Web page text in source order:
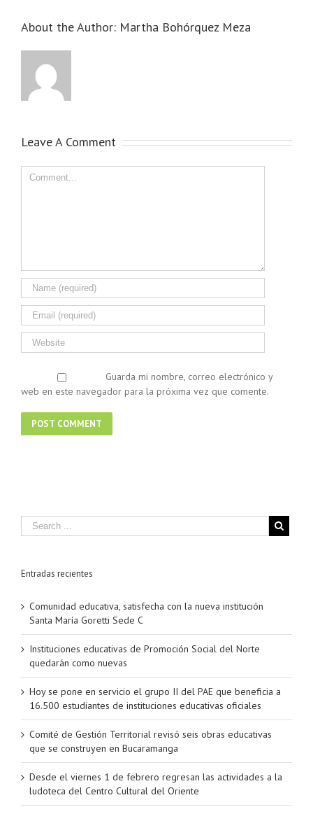
About the Author: Martha Bohórquez Meza
Leave A Comment
Guarda mi nombre, correo electrónico y
web en este navegador para la próxima vez que comente.
Entradas recientes
Comunidad educativa, satisfecha con la nueva institución
Santa María Goretti Sede C
Instituciones educativas de Promoción Social del Norte
quedarán como nuevas
Hoy se pone en servicio el grupo II del PAE que beneficia a
16.500 estudiantes de instituciones educativas oficiales
Comité de Gestión Territorial revisó seis obras educativas
que se construyen en Bucaramanga
Desde el viernes 1 de febrero regresan las actividades a la
ludoteca del Centro Cultural del Oriente